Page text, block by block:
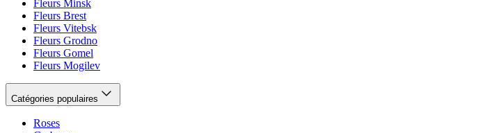
Fleurs Minsk
Fleurs Brest
Fleurs Vitebsk
Fleurs Grodno
Fleurs Gomel
Fleurs Mogilev
Catégories populaires
Roses